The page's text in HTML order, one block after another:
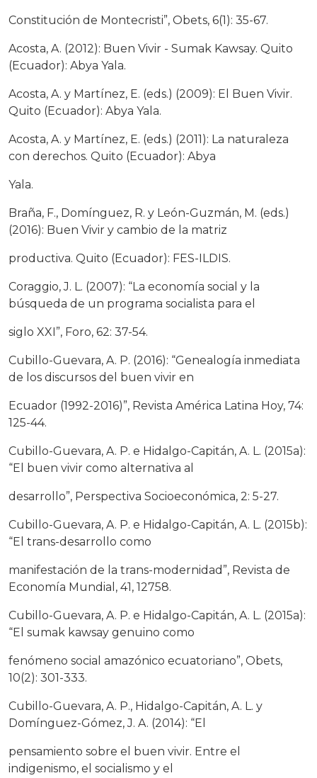
Constitución de Montecristi”, Obets, 6(1): 35-67.
Acosta, A. (2012): Buen Vivir - Sumak Kawsay. Quito
(Ecuador): Abya Yala.
Acosta, A. y Martínez, E. (eds.) (2009): El Buen Vivir.
Quito (Ecuador): Abya Yala.
Acosta, A. y Martínez, E. (eds.) (2011): La naturaleza
con derechos. Quito (Ecuador): Abya
Yala.
Braña, F., Domínguez, R. y León-Guzmán, M. (eds.)
(2016): Buen Vivir y cambio de la matriz
productiva. Quito (Ecuador): FES-ILDIS.
Coraggio, J. L. (2007): “La economía social y la
búsqueda de un programa socialista para el
siglo XXI”, Foro, 62: 37-54.
Cubillo-Guevara, A. P. (2016): “Genealogía inmediata
de los discursos del buen vivir en
Ecuador (1992-2016)”, Revista América Latina Hoy, 74:
125-44.
Cubillo-Guevara, A. P. e Hidalgo-Capitán, A. L. (2015a):
“El buen vivir como alternativa al
desarrollo”, Perspectiva Socioeconómica, 2: 5-27.
Cubillo-Guevara, A. P. e Hidalgo-Capitán, A. L. (2015b):
“El trans-desarrollo como
manifestación de la trans-modernidad”, Revista de
Economía Mundial, 41, 12758.
Cubillo-Guevara, A. P. e Hidalgo-Capitán, A. L. (2015a):
“El sumak kawsay genuino como
fenómeno social amazónico ecuatoriano”, Obets,
10(2): 301-333.
Cubillo-Guevara, A. P., Hidalgo-Capitán, A. L. y
Domínguez-Gómez, J. A. (2014): “El
pensamiento sobre el buen vivir. Entre el
indigenismo, el socialismo y el